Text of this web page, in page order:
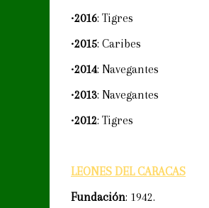
•2016: Tigres
•2015: Caribes
•2014: Navegantes
•2013: Navegantes
•2012: Tigres
LEONES DEL CARACAS
Fundación: 1942.